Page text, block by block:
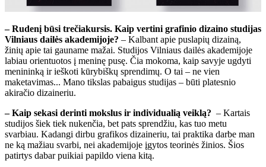
– Rudenį būsi trečiakursis. Kaip vertini grafinio dizaino studijas
Vilniaus dailės akademijoje? – Kalbant apie puslapių dizainą,
žinių apie tai gauname mažai. Studijos Vilniaus dailės akademijoje
labiau orientuotos į meninę pusę. Čia mokoma, kaip savyje ugdyti
menininką ir ieškoti kūrybiškų sprendimų. O tai – ne vien
maketavimas... Mano tikslas pabaigus studijas – būti platesnio
akiračio dizaineriu.
– Kaip sekasi derinti mokslus ir individualią veiklą? – Kartais
studijos šiek tiek nukenčia, bet pats sprendžiu, kas tuo metu
svarbiau. Kadangi dirbu grafikos dizaineriu, tai praktika darbe man
ne ką mažiau svarbi, nei akademijoje įgytos teorinės žinios. Šios
patirtys dabar puikiai papildo viena kitą.